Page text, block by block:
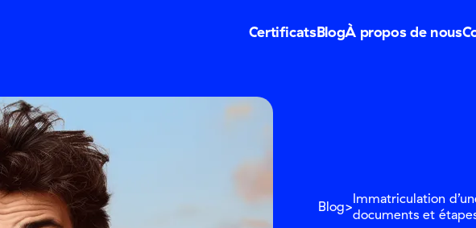
CertificatsBlogÀ propos de nous
Blog Immatriculation
documents et